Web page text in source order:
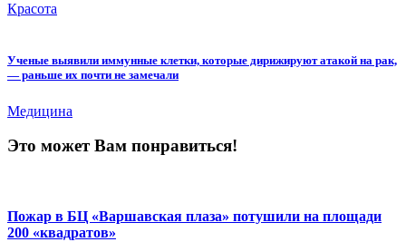
Красота
Ученые выявили иммунные клетки, которые дирижируют атакой на рак,
— раньше их почти не замечали
Медицина
Это может Вам понравиться!
Пожар в БЦ «Варшавская плаза» потушили на площади
200 «квадратов»